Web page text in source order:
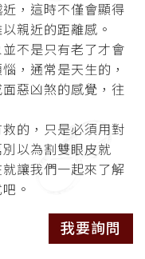
，這時不僅會顯得
親近的距離感。
不是只有老了才會
，通常是天生的，
惡凶煞的感覺，往
的，只是必須用對
以為割雙眼皮就
讓我們一起來了解
。
我要詢問